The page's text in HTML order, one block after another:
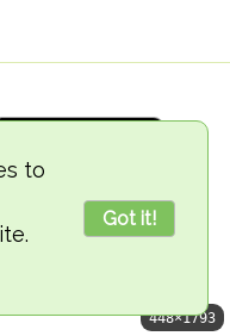
to
Got it!